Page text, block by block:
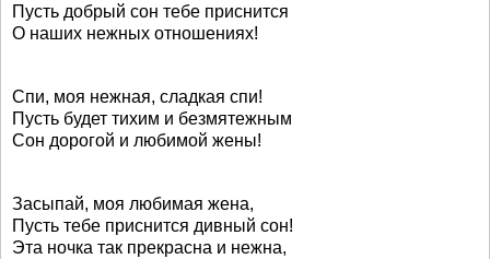
Пусть добрый сон тебе приснится
О наших нежных отношениях!
Спи, моя нежная, сладкая спи!
Пусть будет тихим и безмятежным
Сон дорогой и любимой жены!
Засыпай, моя любимая жена,
Пусть тебе приснится дивный сон!
Эта ночка так прекрасна и нежна,